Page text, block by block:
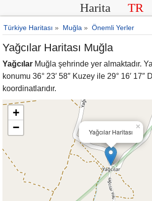
Harita TR
Türkiye Haritası » Muğla » Önemli Yerler
Yağcılar Haritası Muğla
Yağcılar Muğla şehrinde yer almaktadır.
konumu 36° 23′ 58″ Kuzey ile 29° 16′ 17″
koordinatlarıdır.
Yağcılar Haritası
×
+
−